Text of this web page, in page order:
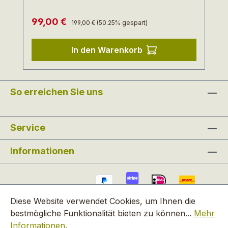
etwas eleganterem Outfit tragen oder
gehört zum Ökoprogramm des Herstellers
WERNER, der in Europa produziert und
faire Arbeitsbedingungen und die
Einhaltung hoher Sozialstandards
garantiert.
Verkaufspreis:
99,00 € Regulärer Preis:
199,00 € (50.25% gespart)
In den Warenkorb
So erreichen Sie uns
Service
Informationen
Diese Website verwendet Cookies, um Ihnen die
bestmögliche Funktionalität bieten zu können... Mehr
Informationen.